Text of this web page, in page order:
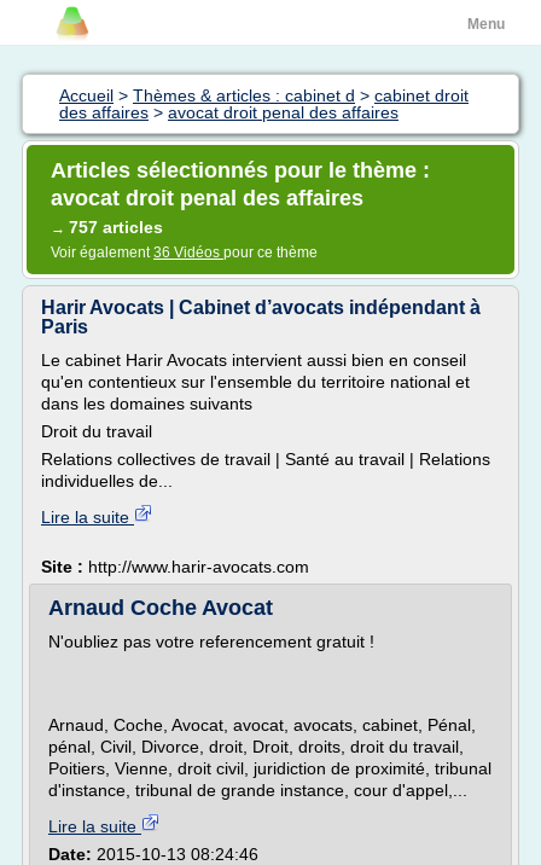
Menu
Accueil > Thèmes & articles : cabinet d > cabinet droit
des affaires > avocat droit penal des affaires
Articles sélectionnés pour le thème :
avocat droit penal des affaires
→ 757 articles
Voir également36 Vidéos pour ce thème
Harir Avocats | Cabinet d’avocats indépendant à
Paris
Le cabinet Harir Avocats intervient aussi bien en conseil
qu'en contentieux sur l'ensemble du territoire national et
dans les domaines suivants
Droit du travail
Relations collectives de travail | Santé au travail | Relations
individuelles de...
Lire la suite
Site : http://www.harir-avocats.com
Arnaud Coche Avocat
N'oubliez pas votre referencement gratuit !
Arnaud, Coche, Avocat, avocat, avocats, cabinet, Pénal,
pénal, Civil, Divorce, droit, Droit, droits, droit du travail,
Poitiers, Vienne, droit civil, juridiction de proximité, tribunal
d'instance, tribunal de grande instance, cour d'appel,...
Lire la suite
Date: 2015-10-13 08:24:46